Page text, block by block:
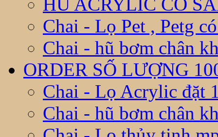
Chai - Lọ Pet , Petg
Chai - hũ bơm chân
ORDER SỐ LƯỢNG
Chai - Lọ Acrylic đặt
Chai - hũ bơm chân